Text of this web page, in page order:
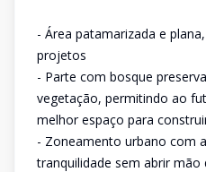
- Área patamarizada e
projetos
- Parte com bosque
vegetação, permitindo ao
melhor espaço para
- Zoneamento urbano com
tranquilidade sem abrir